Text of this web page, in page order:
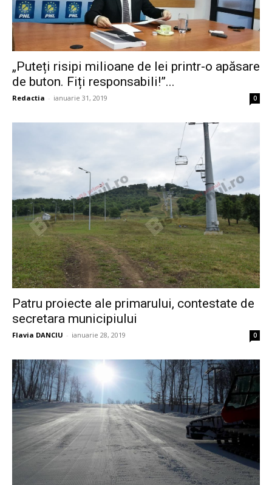
„Puteți risipi milioane de lei printr-o apăsare
de buton. Fiți responsabili!”...
Redactia - ianuarie 31, 2019 0
Patru proiecte ale primarului, contestate de
secretara municipiului
Flavia DANCIU - ianuarie 28, 2019 0